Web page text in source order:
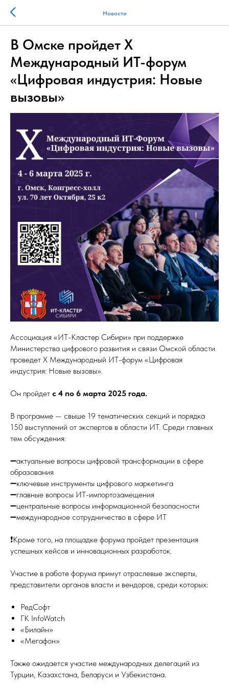
Новости
В Омске пройдет X
Международный ИТ-форум
«Цифровая индустрия: Новые
вызовы»
Ассоциация «ИТ-Кластер Сибири» при поддержке
Министерства цифрового развития и связи Омской области
проведет Х Международный ИТ-форум «Цифровая
индустрия: Новые вызовы».
Он пройдет с 4 по 6 марта 2025 года.
В программе — свыше 19 тематических секций и порядка
150 выступлений от экспертов в области ИТ. Среди главных
тем обсуждения:
➖актуальные вопросы цифровой трансформации в сфере
образования
➖ключевые инструменты цифрового маркетинга
➖главные вопросы ИТ-импортозамещения
➖центральные вопросы информационной безопасности
➖международное сотрудничество в сфере ИТ
❗️Кроме того, на площадке форума пройдет презентация
успешных кейсов и инновационных разработок.
Участие в работе форума примут отраслевые эксперты,
представители органов власти и вендоров, среди которых:
РедСофт
ГК InfoWatch
«Билайн»
«Мегафон»
Также ожидается участие международных делегаций из
Турции, Казахстана, Беларуси и Узбекистана.